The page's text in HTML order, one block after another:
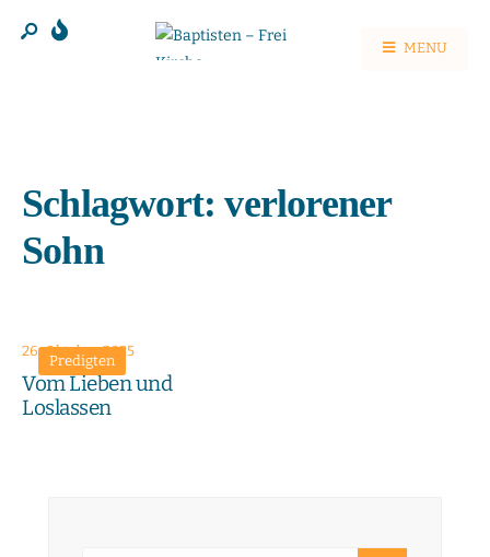
MENU
Schlagwort:verlorener
Sohn
Predigten
26. Oktober 2025
Vom Lieben und
Loslassen